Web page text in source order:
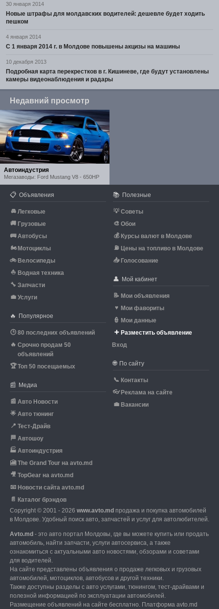
30 января 2014
Новые штрафы для молдавских водителей: дешевле будет ходить
пешком
4 января 2014
С 1 января 2014 г. в Молдове повышены акцизы на машины
10 декабря 2013
Подробная карта перекрестков в г. Кишиневе, где будут установлены
камеры видеонаблюдения и радары
Недавний просмотр
Автоиндустрия
Мегазаводы: Ford Mustang V8 - 650HP
📋 Объявления
🚘 Легковые
🚚 Грузовые
🚌 Автобусы
🏍 Мотоциклы
🚲 Велосипеды
⛵ Водная техника
🔧 Запчасти
💼 Услуги
🔥 Популярное
🕒 80 последних объявлений
🔥 Срочно продам 50
объявлений
🏆Топ 50 посещаемых
📰 Медиа
📰 Авто Новости
🌟 Авто тюнинг
📍 Тест-Драйв
🏁 Автошоу
🏭 Автоиндустрия
🎦 The Grand Tour на avto.md
🎥 TopGear на avto.md
📧 Новости сайта avto.md
📄 Каталог брэндов
📚 Полезные
💡 Советы
🎨 Обои
💰 Курсы валют в Молдове
⛽ Цены на топливо в Молдове
📥 Голосование
👤 Мой кабинет
📝 Мои объявления
♥ Мои фавориты
👮 Мои данные
➕ Разместить объявление
Вход
🌐 По сайту
📞 Контакты
👓 Реклама на сайте
💼 Вакансии
Copyright © 2001 - 2026 www.avto.md продажа и покупка автомобилей
в Молдове. Удобный поиск авто, запчастей и услуг для автолюбителей.
Avto.md - это авто портал Молдовы, где вы можете купить или продать
автомобиль, найти запчасти, услуги автосервиса, а также
ознакомиться с актуальными авто новостями, обзорами и советами
для водителей.
На сайте представлены объявления о продаже легковых и грузовых
автомобилей, мотоциклов, автобусов и другой техники.
Также доступны разделы с авто услугами, тюнингом, тест-драйвами и
полезной информацией по эксплуатации автомобилей.
Размещение объявлений на сайте бесплатно. Платформа avto.md